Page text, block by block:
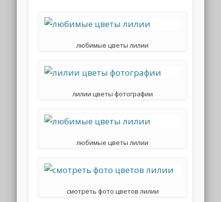
любимые цветы лилии
лилии цветы фотографии
любимые цветы лилии
смотреть фото цветов лилии